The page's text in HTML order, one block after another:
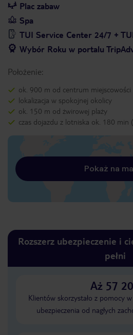
Plac zabaw
Spa
TUI Service Center 24/7 +
Wybór Roku w portalu
Położenie:
ok. 900 m od centrum miejscowości
lokalizacja w spokojnej okolicy
ok. 150 m od żwirowej plaży
czas dojazdu z lotniska ok. 180 min
Pokaż na
Rozszerz ubezpieczenie i
pełni
Aż 57
Klientów skorzystało z pomocy
ubezpieczenia od nagłych